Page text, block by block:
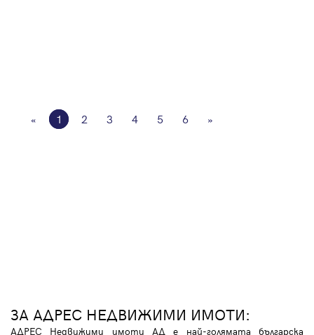
« 1 2 3 4 5 6 »
ЗА АДРЕС НЕДВИЖИМИ ИМОТИ:
АДРЕС Недвижими имоти АД е най-голямата българска